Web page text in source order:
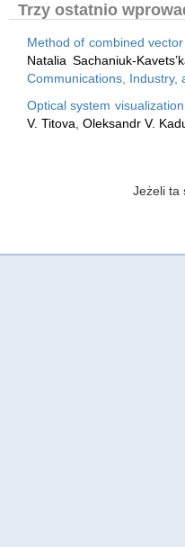
Trzy ostatnio
Method of combined
Natalia Sachaniuk-
Communications, Industry,
Optical system
V. Titova Oleksandr V.
Jeżeli ta